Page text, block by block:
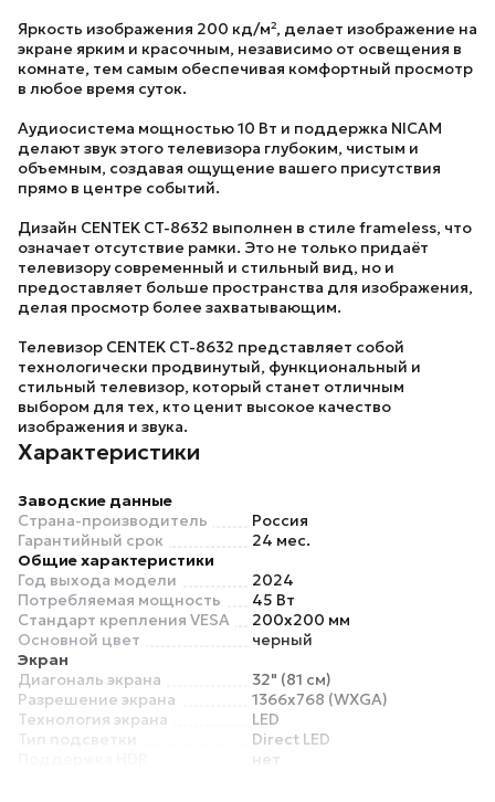
Яркость изображения 200 кд/м², делает изображение на
экране ярким и красочным, независимо от освещения в
комнате, тем самым обеспечивая комфортный просмотр
в любое время суток.
Аудиосистема мощностью 10 Вт и поддержка NICAM
делают звук этого телевизора глубоким, чистым и
объемным, создавая ощущение вашего присутствия
прямо в центре событий.
Дизайн CENTEK CT-8632 выполнен в стиле frameless, что
означает отсутствие рамки. Это не только придаёт
телевизору современный и стильный вид, но и
предоставляет больше пространства для изображения,
делая просмотр более захватывающим.
Телевизор CENTEK CT-8632 представляет собой
технологически продвинутый, функциональный и
стильный телевизор, который станет отличным
выбором для тех, кто ценит высокое качество
изображения и звука.
Характеристики
Заводские данные
Страна-производитель
Россия
Гарантийный срок
24 мес.
Общие характеристики
Год выхода модели
2024
Потребляемая мощность
45 Вт
Стандарт крепления VESA
200x200 мм
Основной цвет
черный
Экран
Диагональ экрана
32" (81 см)
Разрешение экрана
1366x768 (WXGA)
Технология экрана
LED
Тип подсветки
Direct LED
нет